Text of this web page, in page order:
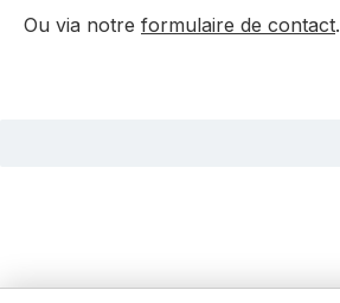
Ou via notre formulaire de contact.